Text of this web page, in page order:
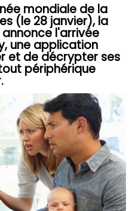
mondiale de la
(le 28 janvier), la
annonce l'arrivée
une application
et de décrypter ses
périphérique